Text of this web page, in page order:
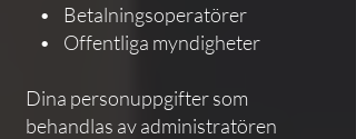
• Betalningsoperatörer
• Offentliga myndigheter
Dina personuppgifter som
behandlas av administratören